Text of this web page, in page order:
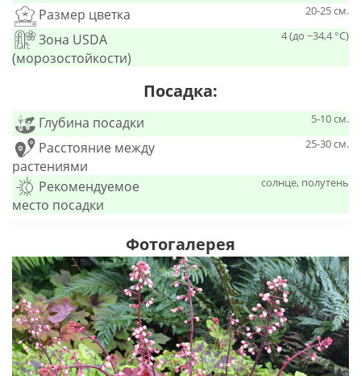
Размер цветка 20-25 см.
Зона USDA
(морозостойкости)
4 (до −34,4 °C)
Посадка:
Глубина посадки 5-10 см.
Расстояние между
растениями
25-30 см.
Рекомендуемое
место посадки
солнце, полутень
Фотогалерея